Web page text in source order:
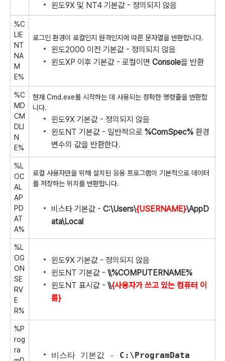
윈도9X 및 NT4 기본값 - 정의되지 않음
%C
LIE
NT
NA
M
E%
로그인 환경이 로컬인지 원격인지에 따른 문자열을 반환합니다.
윈도2000 이전 기본값 - 정의되지 않음
윈도XP 이후 기본값 - 로컬이면 Console을 반환
%C
MD
CM
DLI
N
E%
현재 Cmd.exe를 시작하는 데 사용되는 정확한 명령줄을 반환합
니다.
윈도9X 기본값 - 정의되지 않음
윈도NT 기본값 - 일반적으로 %ComSpec% 환경
변수의 값을 반환한다.
%L
OC
AL
AP
PD
AT
A%
로컬 사용자만을 위해 설치된 응용 프로그램이 기본적으로 데이터
를 저장하는 위치를 반환합니다.
비스타 기본값 - C:\Users\{USERNAME}\AppD
ata\Local
%L
OG
ON
SE
RV
E
R%
윈도9X 기본값 - 정의되지 않음
윈도NT 기본값 - \\%COMPUTERNAME%
윈도NT 표시값 - \\{사용자가 쓰고 있는 컴퓨터 이
름}
%P
rog
ra
비스타 기본값 - C:\ProgramData